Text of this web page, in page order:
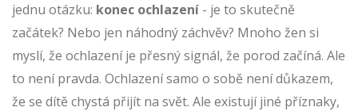
jednu otázku: konec ochlazení - je to skutečně
začátek? Nebo jen náhodný záchvěv? Mnoho žen si
myslí, že ochlazení je přesný signál, že porod začíná. Ale
to není pravda. Ochlazení samo o sobě není důkazem,
že se dítě chystá přijít na svět. Ale existují jiné příznaky,